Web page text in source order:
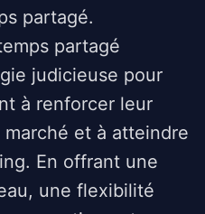
partagé.
partagé
judicieuse pour
à renforcer leur
et à atteindre
En offrant une
une flexibilité